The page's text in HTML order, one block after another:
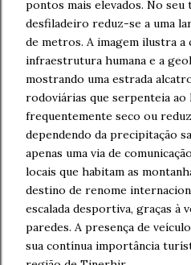
pontos mais elevados. No
desfiladeiro reduz-se a uma
de metros. A imagem ilustra a
infraestrutura humana e a
mostrando uma estrada
rodoviárias que serpenteia
frequentemente seco ou
dependendo da precipitação
apenas uma via de
locais que habitam as
destino de renome
escalada desportiva, graças à
paredes. A presença de
sua contínua importância